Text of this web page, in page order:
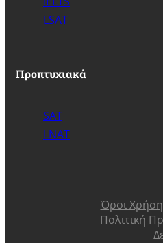
LSAT
Προπτυχιακά
SAT
LNAT
Όροι
Πολιτική